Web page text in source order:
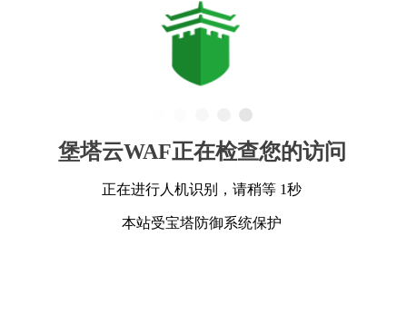
堡塔云WAF正在检查您的访问
正在进行人机识别，请稍等 1秒
本站受宝塔防御系统保护